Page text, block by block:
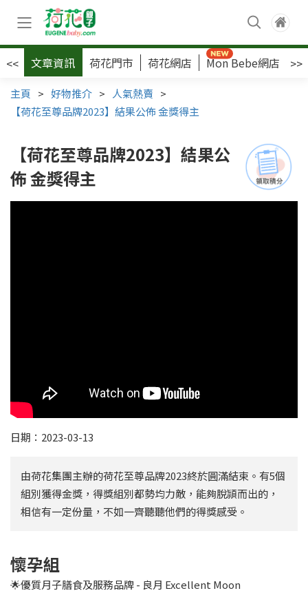
<< 文章資訊 荷花門市 荷花網店 Mon Bebe網店 >>
主頁 > 好物推介 > 人氣熱賣 >
【荷花至尊品牌2023】結果公佈 金獎得主
【荷花至尊品牌2023】結果公
佈 金獎得主
日期：2023-03-13
由荷花集團主辦的荷花至尊品牌2023終於圓滿結束。有5個
組別獲得金獎，得獎組別都勢均力敵，能夠脫頴而出的，
相信有一定份量，不如一齊聽聽他們的得獎感受。
懷孕組
🌟優質月子膳食及服務品牌 - 良月 Excellent Moon